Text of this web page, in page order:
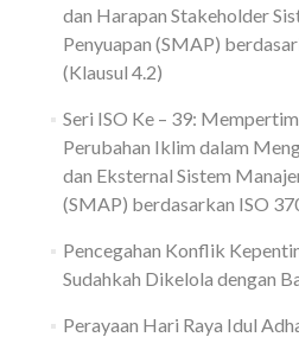
dan Harapan Stakeholder
Penyuapan (SMAP)
(Klausul 4.2)
Seri ISO Ke – 39:
Perubahan Iklim dalam
dan Eksternal Sistem
(SMAP) berdasarkan ISO
Pencegahan Konflik
Sudahkah Dikelola dengan
Perayaan Hari Raya Idul